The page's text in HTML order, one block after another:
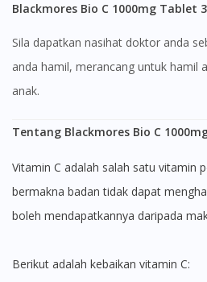
DoctorOnCall
Continue to
Blackmores Bio C 1000mg Tablet
Sila dapatkan nasihat doktor anda sebelum menggunakan jika
anda hamil, merancang untuk hamil
anak.
Tentang Blackmores Bio C
Vitamin C adalah salah satu vitamin penting untuk tubuh. Ini
bermakna badan tidak dapat
boleh mendapatkannya daripada
Berikut adalah kebaikan vitamin C: